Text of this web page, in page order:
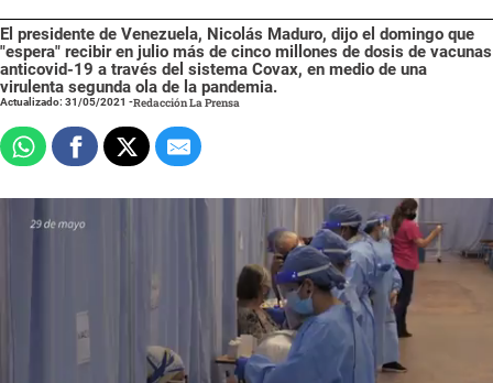
El presidente de Venezuela, Nicolás Maduro, dijo el domingo que
"espera" recibir en julio más de cinco millones de dosis de vacunas
anticovid-19 a través del sistema Covax, en medio de una
virulenta segunda ola de la pandemia.
Actualizado: 31/05/2021 -Redacción La Prensa